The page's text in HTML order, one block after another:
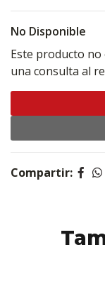
No Disponible
Este producto
una consulta al
Compartir: